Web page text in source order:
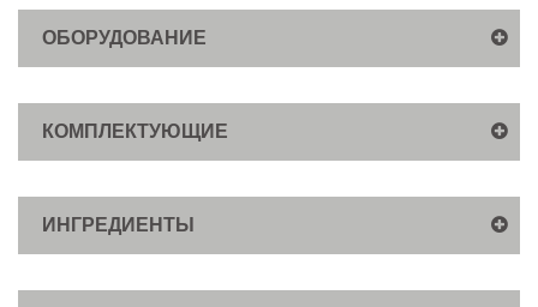
ОБОРУДОВАНИЕ
КОМПЛЕКТУЮЩИЕ
ИНГРЕДИЕНТЫ